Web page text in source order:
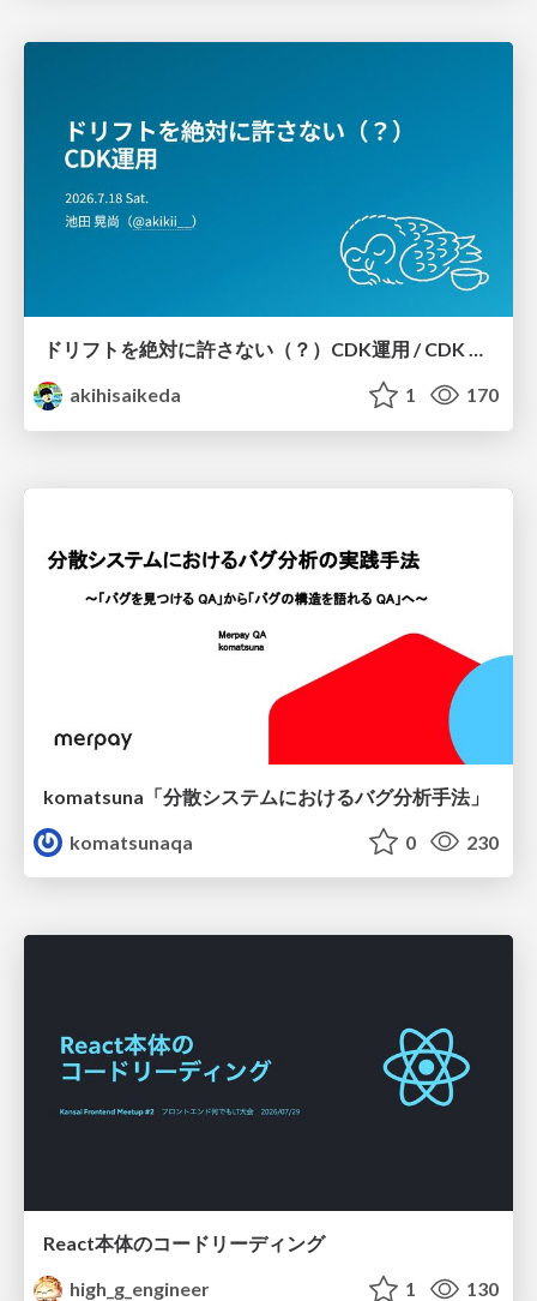
ドリフトを絶対に許さない（？）CDK運用 / CDK Ops with Zero Tolerance for Drifts (?)
akihisaikeda
1 170
komatsuna「分散システムにおけるバグ分析手法」
komatsunaqa
0 230
React本体のコードリーディング
high_g_engineer
1 130